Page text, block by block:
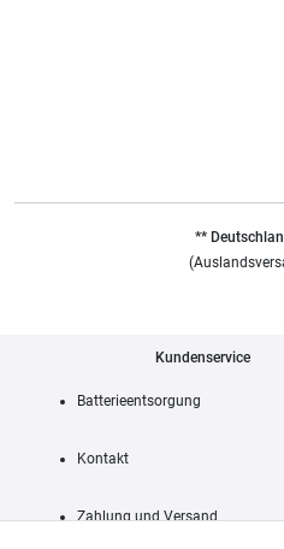
**
Kundenservice
Batterieentsorgung
Kontakt
Zahlung und Versand